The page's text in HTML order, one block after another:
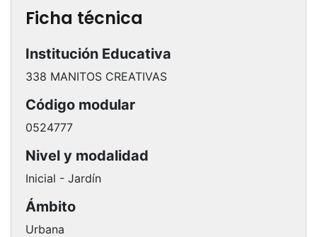
Ficha técnica
Institución Educativa
338 MANITOS CREATIVAS
Código modular
0524777
Nivel y modalidad
Inicial - Jardín
Ámbito
Urbana